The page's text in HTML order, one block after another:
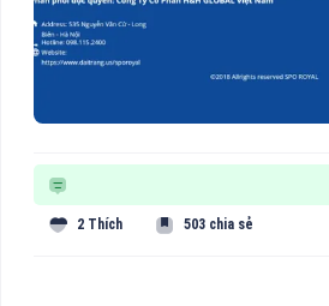
2 Thích 503 chia sẻ